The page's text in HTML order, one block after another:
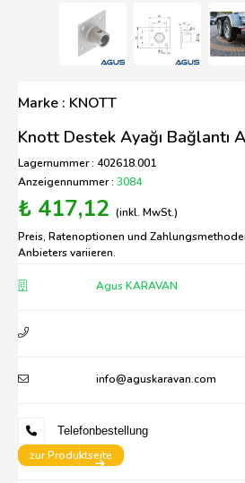
Marke : KNOTT
Knott Destek Ayağı Bağlantı
Lagernummer : 402618.001
Anzeigennummer : 3084
₺ 417,12 (inkl. MwSt.)
Preis, Ratenoptionen und
Anbieters variieren.
Agus KARAVAN
info@aguskaravan.com
Telefonbestellung
zur Produktseite